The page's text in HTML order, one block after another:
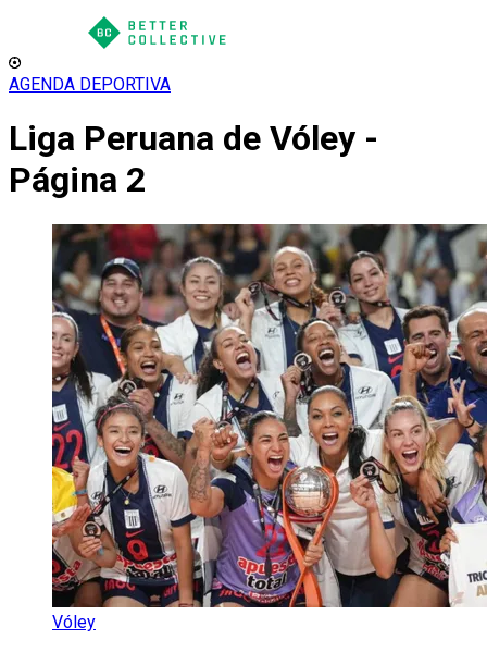
AGENDA DEPORTIVA
Liga Peruana de Vóley -
Página 2
Vóley